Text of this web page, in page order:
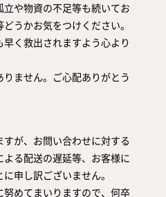
や物資の不足等も続いてお
うかお気をつけください。
く救出されますよう心より
ません。ご心配ありがとう
が、お問い合わせに対する
る配送の遅延等、お客様に
申し訳ございません。
めてまいりますので、何卒